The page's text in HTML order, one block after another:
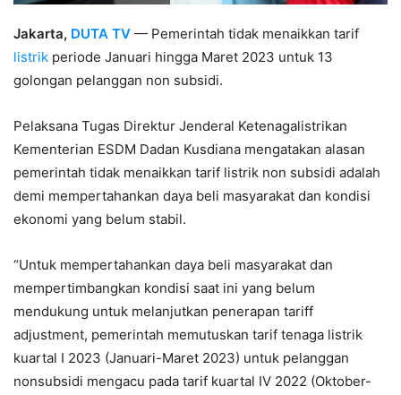
Jakarta, DUTA TV — Pemerintah tidak menaikkan tarif
listrik periode Januari hingga Maret 2023 untuk 13
golongan pelanggan non subsidi.
Pelaksana Tugas Direktur Jenderal Ketenagalistrikan
Kementerian ESDM Dadan Kusdiana mengatakan alasan
pemerintah tidak menaikkan tarif listrik non subsidi adalah
demi mempertahankan daya beli masyarakat dan kondisi
ekonomi yang belum stabil.
“Untuk mempertahankan daya beli masyarakat dan
mempertimbangkan kondisi saat ini yang belum
mendukung untuk melanjutkan penerapan tariff
adjustment, pemerintah memutuskan tarif tenaga listrik
kuartal I 2023 (Januari-Maret 2023) untuk pelanggan
nonsubsidi mengacu pada tarif kuartal IV 2022 (Oktober-